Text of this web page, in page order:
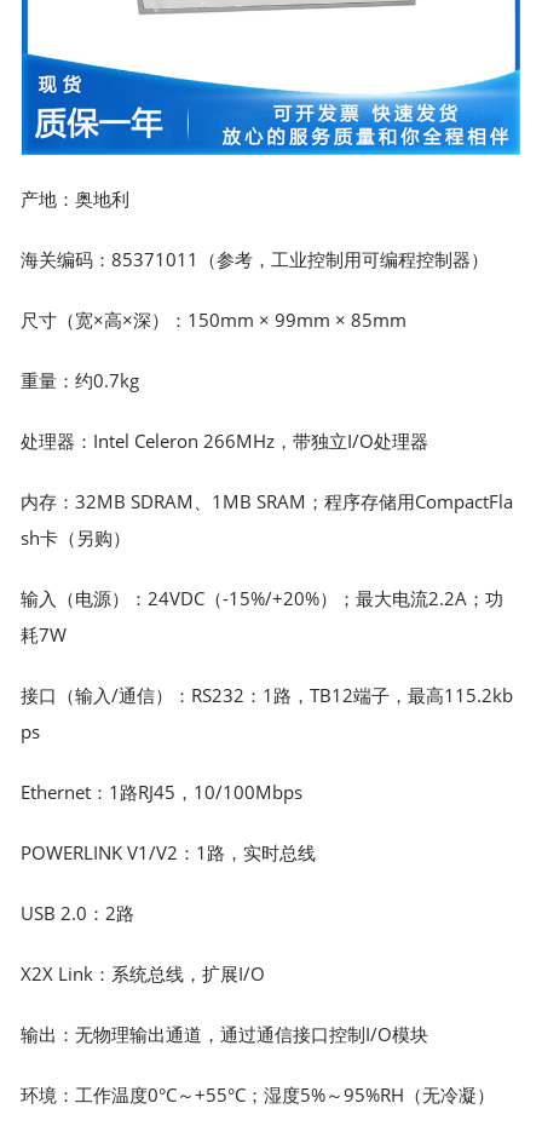
产地：奥地利
海关编码：85371011（参考，工业控制用可编程控制器）
尺寸（宽×高×深）：150mm × 99mm × 85mm
重量：约0.7kg
处理器：Intel Celeron 266MHz，带独立I/O处理器
内存：32MB SDRAM、1MB SRAM；程序存储用CompactFla
sh卡（另购）
输入（电源）：24VDC（-15%/+20%）；最大电流2.2A；功
耗7W
接口（输入/通信）：RS232：1路，TB12端子，最高115.2kb
ps
Ethernet：1路RJ45，10/100Mbps
POWERLINK V1/V2：1路，实时总线
USB 2.0：2路
X2X Link：系统总线，扩展I/O
输出：无物理输出通道，通过通信接口控制I/O模块
环境：工作温度0°C～+55°C；湿度5%～95%RH（无冷凝）